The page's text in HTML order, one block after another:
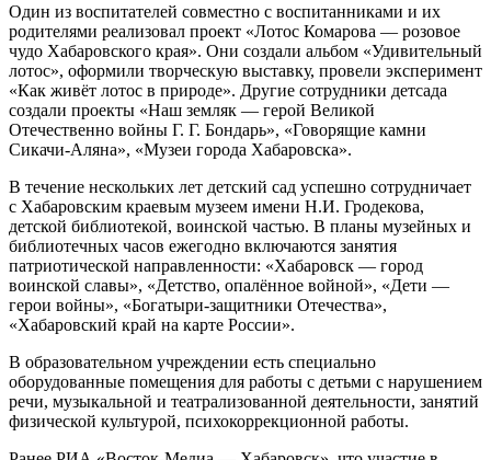
Один из воспитателей совместно с воспитанниками и их
родителями реализовал проект «Лотос Комарова — розовое
чудо Хабаровского края». Они создали альбом «Удивительный
лотос», оформили творческую выставку, провели эксперимент
«Как живёт лотос в природе». Другие сотрудники детсада
создали проекты «Наш земляк — герой Великой
Отечественно войны Г. Г. Бондарь», «Говорящие камни
Сикачи-Аляна», «Музеи города Хабаровска».
В течение нескольких лет детский сад успешно сотрудничает
с Хабаровским краевым музеем имени Н.И. Гродекова,
детской библиотекой, воинской частью. В планы музейных и
библиотечных часов ежегодно включаются занятия
патриотической направленности: «Хабаровск — город
воинской славы», «Детство, опалённое войной», «Дети —
герои войны», «Богатыри-защитники Отечества»,
«Хабаровский край на карте России».
В образовательном учреждении есть специально
оборудованные помещения для работы с детьми с нарушением
речи, музыкальной и театрализованной деятельности, занятий
физической культурой, психокоррекционной работы.